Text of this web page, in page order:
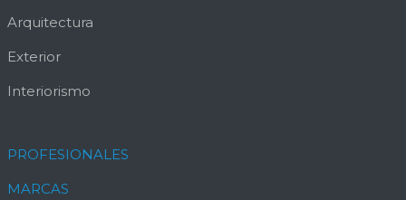
Arquitectura
Exterior
Interiorismo
PROFESIONALES
MARCAS